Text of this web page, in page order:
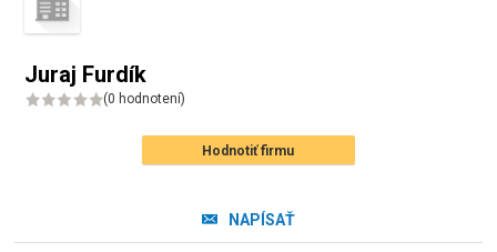
Juraj Furdík
(0 hodnotení)
Hodnotiť firmu
NAPÍSAŤ